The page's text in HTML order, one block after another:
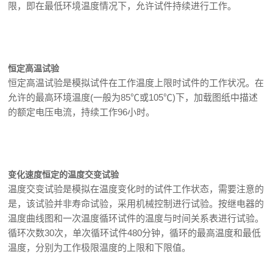
限，即在最低环境温度情况下，允许试件持续进行工作。
恒定高温试验
恒定高温试验是模拟试件在工作温度上限时试件的工作状况。在
允许的最高环境温度(一般为85℃或105℃)下，加载图纸中描述
的额定电压电流，持续工作96小时。
变化速度恒定的温度交变试验
温度交变试验是模拟在温度变化时的试件工作状态，需要注意的
是，该试验并非寿命试验，采用机械控制进行试验。按继电器的
温度曲线图和一次温度循环试件的温度与时间关系表进行试验。
循环次数30次，单次循环试件480分钟，循环的最高温度和最低
温度，分别为工作极限温度的上限和下限值。